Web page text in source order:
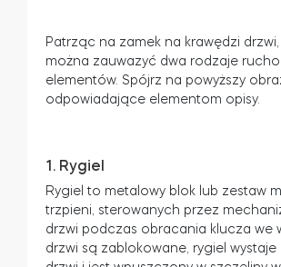
Patrząc na zamek na krawędzi drzwi,
można zauwazyć dwa rodzaje
elementów. Spójrz na powyższy
odpowiadające elementom opisy.
1. Rygiel
Rygiel to metalowy blok lub zestaw
trzpieni, sterowanych przez
drzwi podczas obracania klucza we
drzwi są zablokowane, rygiel wystaje